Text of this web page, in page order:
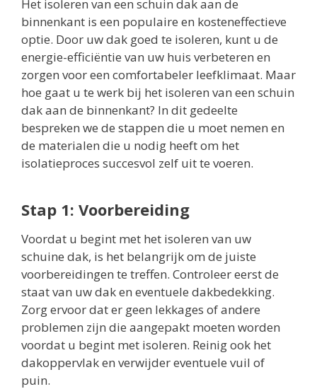
Het isoleren van een schuin dak aan de
binnenkant is een populaire en kosteneffectieve
optie. Door uw dak goed te isoleren, kunt u de
energie-efficiëntie van uw huis verbeteren en
zorgen voor een comfortabeler leefklimaat. Maar
hoe gaat u te werk bij het isoleren van een schuin
dak aan de binnenkant? In dit gedeelte
bespreken we de stappen die u moet nemen en
de materialen die u nodig heeft om het
isolatieproces succesvol zelf uit te voeren.
Stap 1: Voorbereiding
Voordat u begint met het isoleren van uw
schuine dak, is het belangrijk om de juiste
voorbereidingen te treffen. Controleer eerst de
staat van uw dak en eventuele dakbedekking.
Zorg ervoor dat er geen lekkages of andere
problemen zijn die aangepakt moeten worden
voordat u begint met isoleren. Reinig ook het
dakoppervlak en verwijder eventuele vuil of
puin.